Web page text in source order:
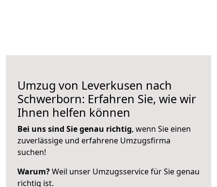
Umzug von Leverkusen nach
Schwerborn: Erfahren Sie, wie wir
Ihnen helfen können
Bei uns sind Sie genau richtig, wenn Sie einen
zuverlässige und erfahrene Umzugsfirma
suchen!
Warum?Weil unser Umzugsservice für Sie genau
richtig ist.